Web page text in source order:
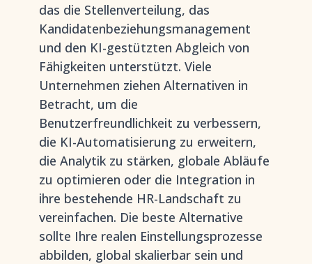
das die Stellenverteilung, das
Kandidatenbeziehungsmanagement
und den KI-gestützten Abgleich von
Fähigkeiten unterstützt. Viele
Unternehmen ziehen Alternativen in
Betracht, um die
Benutzerfreundlichkeit zu verbessern,
die KI-Automatisierung zu erweitern,
die Analytik zu stärken, globale Abläufe
zu optimieren oder die Integration in
ihre bestehende HR-Landschaft zu
vereinfachen. Die beste Alternative
sollte Ihre realen Einstellungsprozesse
abbilden, global skalierbar sein und